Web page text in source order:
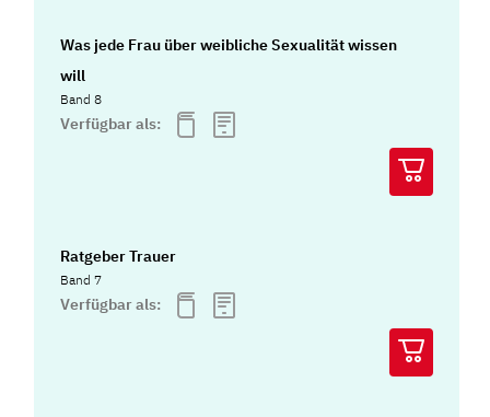
Was jede Frau über weibliche Sexualität wissen
will
Band 8
Verfügbar als:
Ratgeber Trauer
Band 7
Verfügbar als: